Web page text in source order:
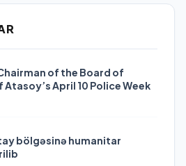
of the Board of
April 10 Police Week
bölgəsinə humanitar